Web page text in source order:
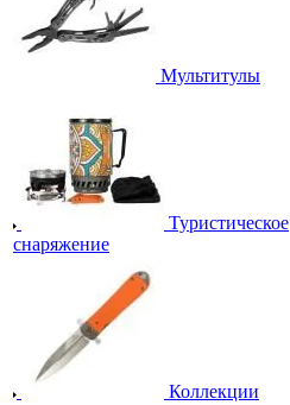
Мультитулы
Туристическое
снаряжение
Коллекции